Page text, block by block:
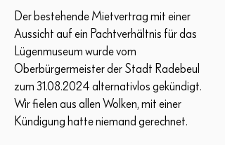
Der bestehende Mietvertrag mit einer
Aussicht auf ein Pachtverhältnis für das
Lügenmuseum wurde vom
Oberbürgermeister der Stadt Radebeul
zum 31.08.2024 alternativlos gekündigt.
Wir fielen aus allen Wolken, mit einer
Kündigung hatte niemand gerechnet.